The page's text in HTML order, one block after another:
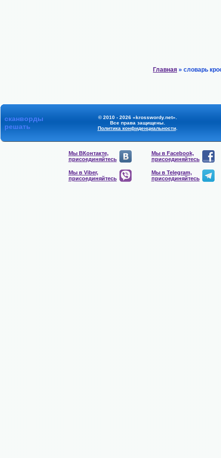
Главная » словарь
сканворды
решать
© 2010 - 2026 «krosswordy.net».
Все права защищены.
Политика конфиденциальности.
Мы ВКонтакте,
присоединяйтесь
Мы в Facebook,
присоединяйтесь
Мы в Viber,
присоединяйтесь
Мы в Telegram,
присоединяйтесь